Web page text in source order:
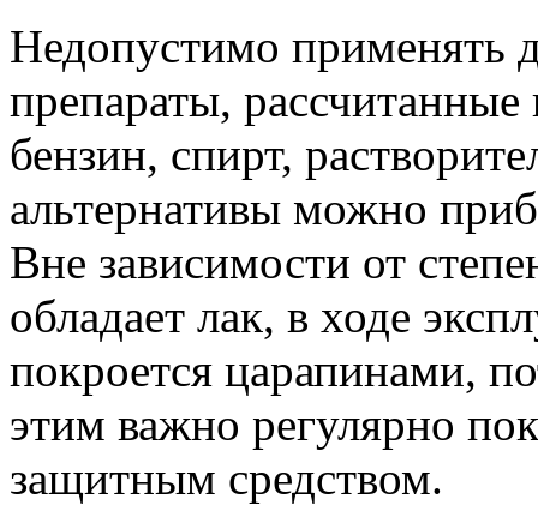
Недопустимо применять
препараты,
бензин, спирт,
альтернативы можно
Вне зависимости от
обладает лак, в ходе
покроется царапинами,
этим важно регулярно
защитным средством.